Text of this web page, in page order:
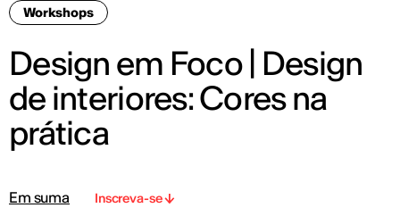
Workshops
Design em Foco | Design
de interiores: Cores na
prática
Em suma Inscreva-se